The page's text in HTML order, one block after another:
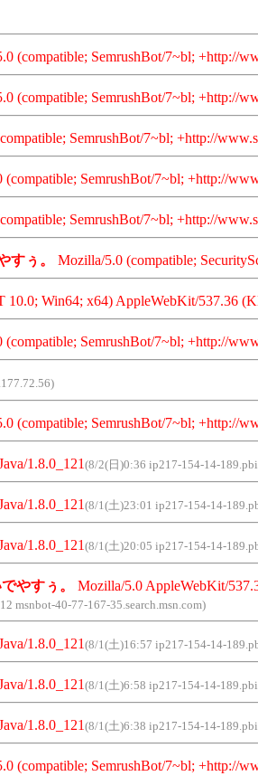
(compatible; SemrushBot/7~bl; +http://
(compatible; SemrushBot/7~bl; +http://
SemrushBot/7~bl; +http://
(compatible; SemrushBot/7~bl; +http://
SemrushBot/7~bl; +http://
すぅ。 Mozilla/5.0 (compatible;
10.0; Win64; x64) AppleWebKit/537.36
(compatible; SemrushBot/7~bl; +http://
(compatible; SemrushBot/7~bl; +http://
1.8.0_121(8/2(日)0:36 ip217-154-14-
1.8.0_121(8/1(土)23:01 ip217-154-14-
1.8.0_121(8/1(土)20:05 ip217-154-14-
やすぅ。
Mozilla/5.0 AppleWebKit/
msnbot-40-77-167-35.search.msn.com)
1.8.0_121(8/1(土)16:57 ip217-154-14-
1.8.0_121(8/1(土)6:58 ip217-154-14-
1.8.0_121(8/1(土)6:38 ip217-154-14-
(compatible; SemrushBot/7~bl; +http://